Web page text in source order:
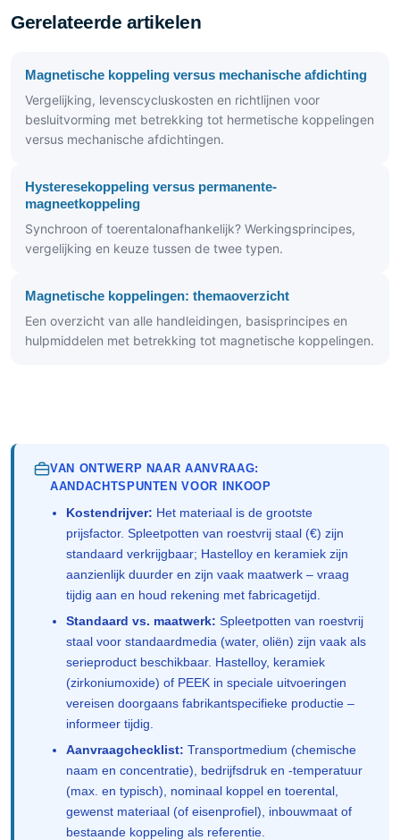
Gerelateerde artikelen
Magnetische koppeling versus mechanische afdichting
Vergelijking, levenscycluskosten en richtlijnen voor
besluitvorming met betrekking tot hermetische koppelingen
versus mechanische afdichtingen.
Hysteresekoppeling versus permanente-
magneetkoppeling
Synchroon of toerentalonafhankelijk? Werkingsprincipes,
vergelijking en keuze tussen de twee typen.
Magnetische koppelingen: themaoverzicht
Een overzicht van alle handleidingen, basisprincipes en
hulpmiddelen met betrekking tot magnetische koppelingen.
VAN ONTWERP NAAR AANVRAAG:
AANDACHTSPUNTEN VOOR INKOOP
Kostendrijver: Het materiaal is de grootste
prijsfactor. Spleetpotten van roestvrij staal (€) zijn
standaard verkrijgbaar; Hastelloy en keramiek zijn
aanzienlijk duurder en zijn vaak maatwerk – vraag
tijdig aan en houd rekening met fabricagetijd.
Standaard vs. maatwerk: Spleetpotten van roestvrij
staal voor standaardmedia (water, oliën) zijn vaak als
serieproduct beschikbaar. Hastelloy, keramiek
(zirkoniumoxide) of PEEK in speciale uitvoeringen
vereisen doorgaans fabrikantspecifieke productie –
informeer tijdig.
Aanvraagchecklist: Transportmedium (chemische
naam en concentratie), bedrijfsdruk en -temperatuur
(max. en typisch), nominaal koppel en toerental,
gewenst materiaal (of eisenprofiel), inbouwmaat of
bestaande koppeling als referentie.